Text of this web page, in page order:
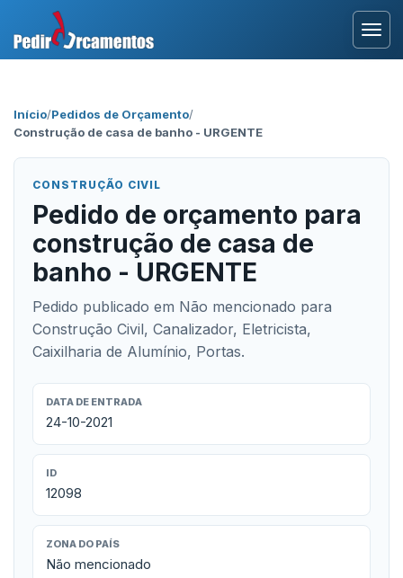
Início/Pedidos de Orçamento/
Construção de casa de banho - URGENTE
CONSTRUÇÃO CIVIL
Pedido de orçamento para
construção de casa de
banho - URGENTE
Pedido publicado em Não mencionado para
Construção Civil, Canalizador, Eletricista,
Caixilharia de Alumínio, Portas.
DATA DE ENTRADA
24-10-2021
ID
12098
ZONA DO PAÍS
Não mencionado
Área Profissional
Como Funciona?
Testemunhos